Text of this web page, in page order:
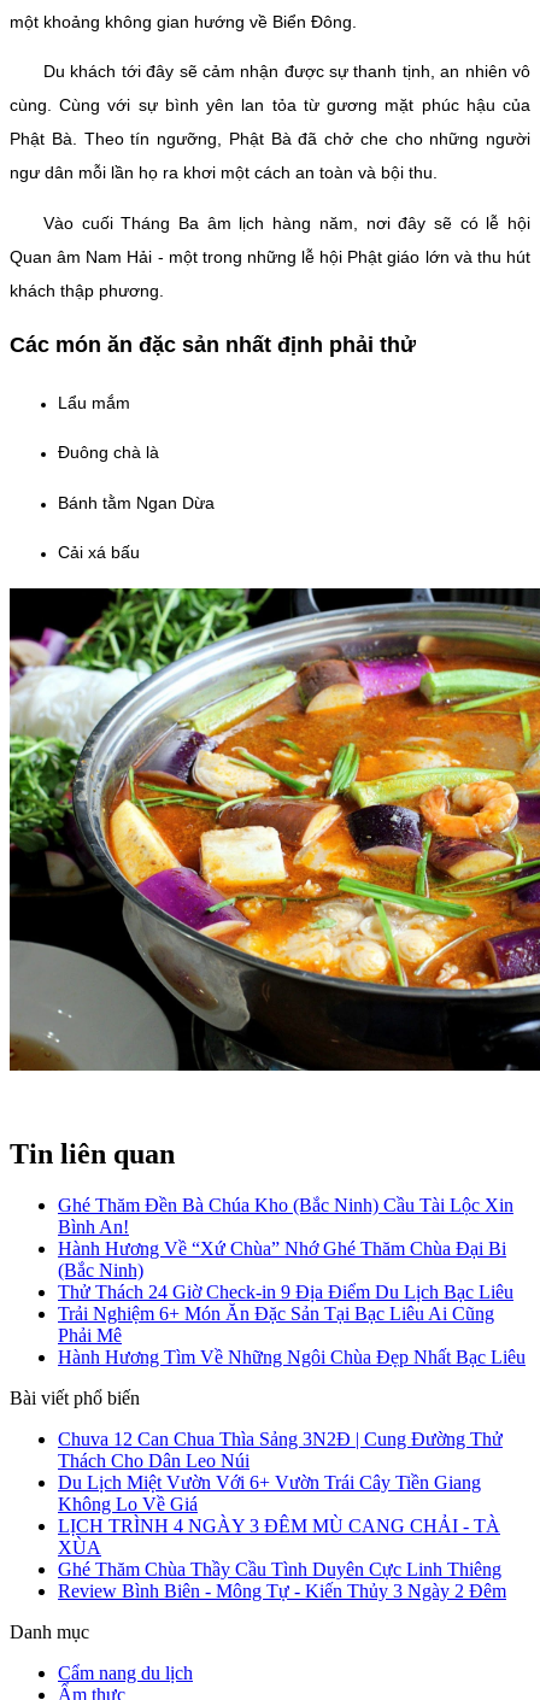
một khoảng không gian hướng về Biển Đông.
Du khách tới đây sẽ cảm nhận được sự thanh tịnh, an nhiên vô
cùng. Cùng với sự bình yên lan tỏa từ gương mặt phúc hậu của
Phật Bà. Theo tín ngưỡng, Phật Bà đã chở che cho những người
ngư dân mỗi lần họ ra khơi một cách an toàn và bội thu.
Vào cuối Tháng Ba âm lịch hàng năm, nơi đây sẽ có lễ hội
Quan âm Nam Hải - một trong những lễ hội Phật giáo lớn và thu hút
khách thập phương.
Các món ăn đặc sản nhất định phải thử
Lẩu mắm
Đuông chà là
Bánh tằm Ngan Dừa
Cải xá bấu
Tin liên quan
Ghé Thăm Đền Bà Chúa Kho (Bắc Ninh) Cầu Tài Lộc Xin
Bình An!
Hành Hương Về “Xứ Chùa” Nhớ Ghé Thăm Chùa Đại Bi
(Bắc Ninh)
Thử Thách 24 Giờ Check-in 9 Địa Điểm Du Lịch Bạc Liêu
Trải Nghiệm 6+ Món Ăn Đặc Sản Tại Bạc Liêu Ai Cũng
Phải Mê
Hành Hương Tìm Về Những Ngôi Chùa Đẹp Nhất Bạc Liêu
Bài viết phổ biến
Chuva 12 Can Chua Thìa Sảng 3N2Đ | Cung Đường Thử
Thách Cho Dân Leo Núi
Du Lịch Miệt Vườn Với 6+ Vườn Trái Cây Tiền Giang
Không Lo Về Giá
LỊCH TRÌNH 4 NGÀY 3 ĐÊM MÙ CANG CHẢI - TÀ
XÙA
Ghé Thăm Chùa Thầy Cầu Tình Duyên Cực Linh Thiêng
Review Bình Biên - Mông Tự - Kiến Thủy 3 Ngày 2 Đêm
Danh mục
Cẩm nang du lịch
Ẩm thực